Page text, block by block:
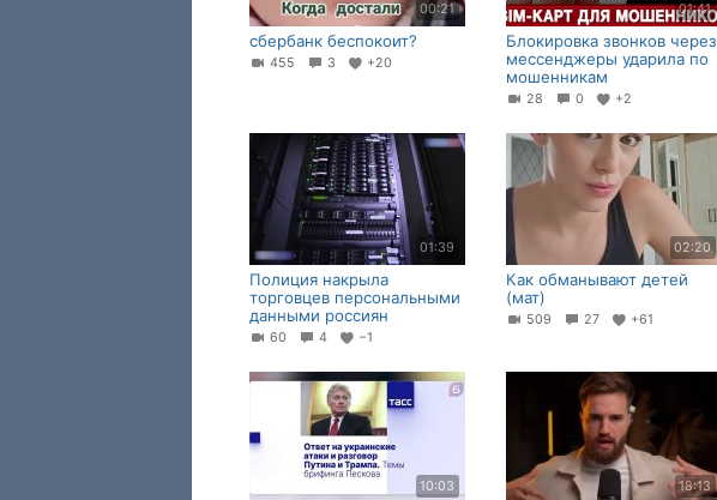
00:21
сбербанк беспокоит?
455 3 +20
01:41
Блокировка звонков через
мессенджеры ударила по
мошенникам
28 0 +2
01:39
Полиция накрыла
торговцев персональными
данными россиян
60 4 −1
02:20
Как обманывают детей
(мат)
509 27 +61
10:03 18:13